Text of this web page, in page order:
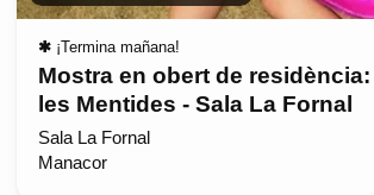
✱ ¡Termina mañana!
Mostra en obert de
les Mentides - Sala La Fornal
Sala La Fornal
Manacor